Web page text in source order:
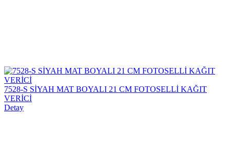
7528-S SİYAH MAT BOYALI 21 CM FOTOSELLİ KAĞIT
VERİCİ
Detay